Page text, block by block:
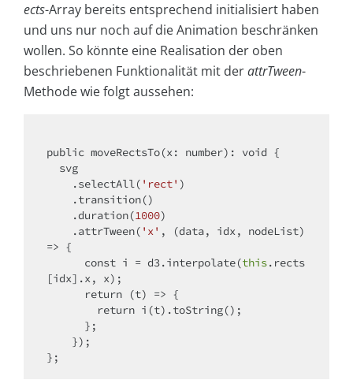
ects-Array bereits entsprechend initialisiert haben
und uns nur noch auf die Animation beschränken
wollen. So könnte eine Realisation der oben
beschriebenen Funktionalität mit derattrTween-
Methode wie folgt aussehen:
public moveRectsTo(x: number): void {
    .selectAll(
'rect' )
    .duration(
1000)
    .attrTween(
'x' , (data, idx, nodeList)
=> {
const i = d3.interpolate(this.rects
[idx].x, x);
return
(t) => {
return i(t).toString();